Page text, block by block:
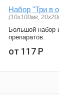
Набор "Три в
(10x100мг,
Большой набор
препаратов.
от 117Р